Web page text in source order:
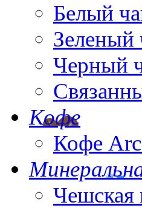
Белый
Зеленый
Черный
Кофе
Кофе
Чешская